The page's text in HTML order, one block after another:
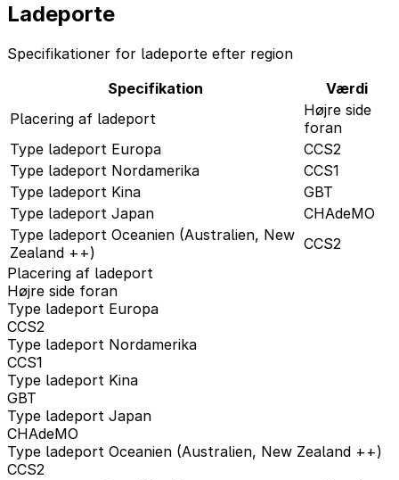
Ladeporte
Specifikationer for ladeporte efter region
Specifikation
Værdi
Placering af ladeport
Højre side
foran
Type ladeport Europa
CCS2
Type ladeport Nordamerika
CCS1
Type ladeport Kina
GBT
Type ladeport Japan
CHAdeMO
Type ladeport Oceanien (Australien, New
Zealand ++)
CCS2
Placering af ladeport
Højre side foran
Type ladeport Europa
CCS2
Type ladeport Nordamerika
CCS1
Type ladeport Kina
GBT
Type ladeport Japan
CHAdeMO
Type ladeport Oceanien (Australien, New Zealand ++)
CCS2